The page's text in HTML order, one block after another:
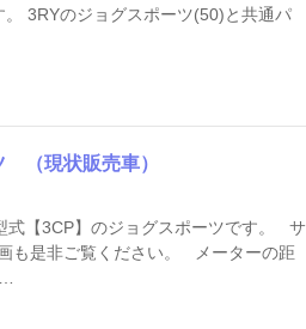
3RYのジョグスポーツ(50)と共通パ
（現状販売車）
【3CP】のジョグスポーツです。 サ
も是非ご覧ください。 メーターの距